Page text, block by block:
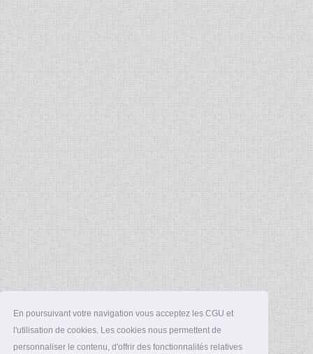
En poursuivant votre navigation vous acceptez les CGU et
l'utilisation de cookies. Les cookies nous permettent de
personnaliser le contenu, d'offrir des fonctionnalités relatives